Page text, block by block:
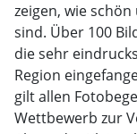
zeigen, wie
sind. Über 100
die sehr
Region
gilt allen
Wettbewerb zur